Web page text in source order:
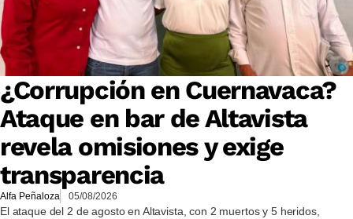
¿Corrupción en Cuernavaca?
Ataque en bar de Altavista
revela omisiones y exige
transparencia
Alfa Peñaloza 05/08/2026
El ataque del 2 de agosto en Altavista, con 2 muertos y 5 heridos,